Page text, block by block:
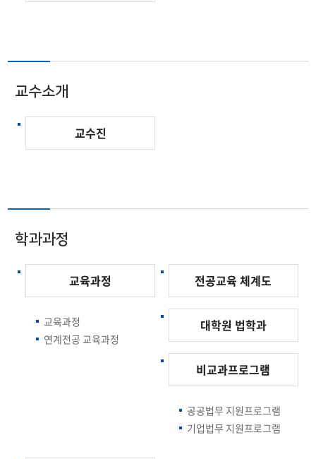
교수소개
교수진
학과과정
교육과정
교육과정
연계전공 교육과정
전공교육 체계도
대학원 법학과
비교과프로그램
공공법무 지원프로그램
기업법무 지원프로그램